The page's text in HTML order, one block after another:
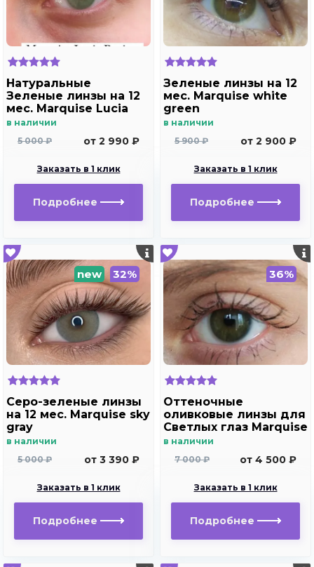
Натуральные
Зеленые линзы на 12
мес. Marquise Lucia
Buzios
в наличии
5 000 ₽
от 2 990 ₽
Заказать в 1 клик
Подробнее
Зеленые линзы на 12
мес. Marquise white
green
в наличии
5 900 ₽
от 2 900 ₽
Заказать в 1 клик
Подробнее
new 32%
Серо-зеленые линзы
на 12 мес. Marquise sky
gray
в наличии
5 000 ₽
от 3 390 ₽
Заказать в 1 клик
Подробнее
36%
Оттеночные
оливковые линзы для
Светлых глаз Marquise
Solo Olive
в наличии
7 000 ₽
от 4 500 ₽
Заказать в 1 клик
Подробнее